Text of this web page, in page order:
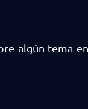
algún tema